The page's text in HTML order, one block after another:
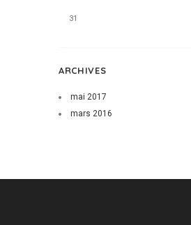
31
ARCHIVES
mai 2017
mars 2016